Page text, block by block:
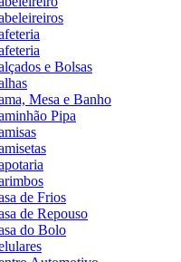
e Bolsas
Mesa e Banho
Pipa
de Frios
de Repouso
do Bolo